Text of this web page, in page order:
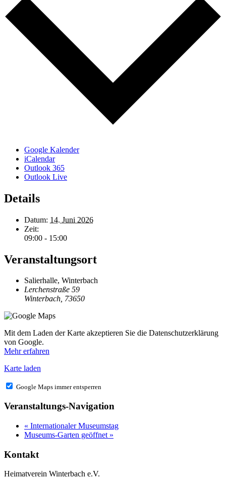
Google Kalender
iCalendar
Outlook 365
Outlook Live
Details
Datum: 14. Juni 2026
Zeit:
09:00 - 15:00
Veranstaltungsort
Salierhalle, Winterbach
Lerchenstraße 59
Winterbach, 73650
Mit dem Laden der Karte akzeptieren Sie die Datenschutzerklärung
von Google.
Mehr erfahren
Karte laden
Google Maps immer entsperren
Veranstaltungs-Navigation
« Internationaler Museumstag
Museums-Garten geöffnet »
Kontakt
Heimatverein Winterbach e.V.